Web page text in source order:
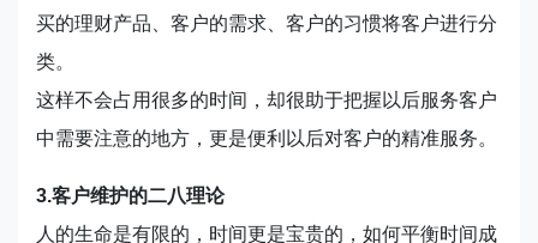
买的理财产品、客户的需求、客户的习惯将客户进行分
类。
这样不会占用很多的时间，却很助于把握以后服务客户
中需要注意的地方，更是便利以后对客户的精准服务。
3.客户维护的二八理论
人的生命是有限的，时间更是宝贵的，如何平衡时间成